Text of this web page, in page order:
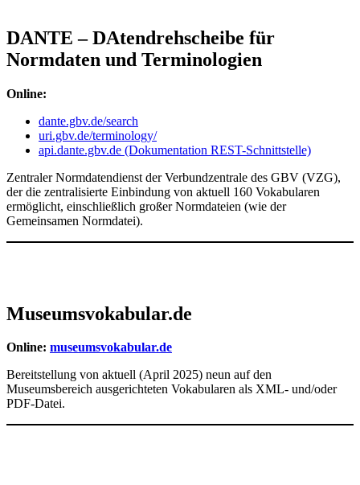
DANTE – DAtendrehscheibe für
Normdaten und Terminologien
Online:
dante.gbv.de/search
uri.gbv.de/terminology/
api.dante.gbv.de (Dokumentation REST-Schnittstelle)
Zentraler Normdatendienst der Verbundzentrale des GBV (VZG),
der die zentralisierte Einbindung von aktuell 160 Vokabularen
ermöglicht, einschließlich großer Normdateien (wie der
Gemeinsamen Normdatei).
Museumsvokabular.de
Online: museumsvokabular.de
Bereitstellung von aktuell (April 2025) neun auf den
Museumsbereich ausgerichteten Vokabularen als XML- und/oder
PDF-Datei.